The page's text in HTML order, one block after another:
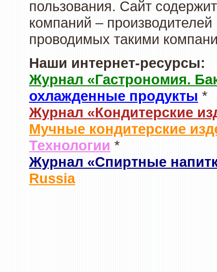
пользования. Сайт
компаний –
проводимых такими
Наши интернет-ресурсы:
Журнал «Гастрономия.
охлажденные продукты *
Журнал «Кондитерские
Мучные кондитерские
Технологии *
Журнал «Спиртные
Russia